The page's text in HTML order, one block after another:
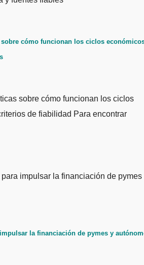
cómo funcionan los ciclos
sobre cómo funcionan los ciclos
de fiabilidad Para encontrar
la financiación de pymes y